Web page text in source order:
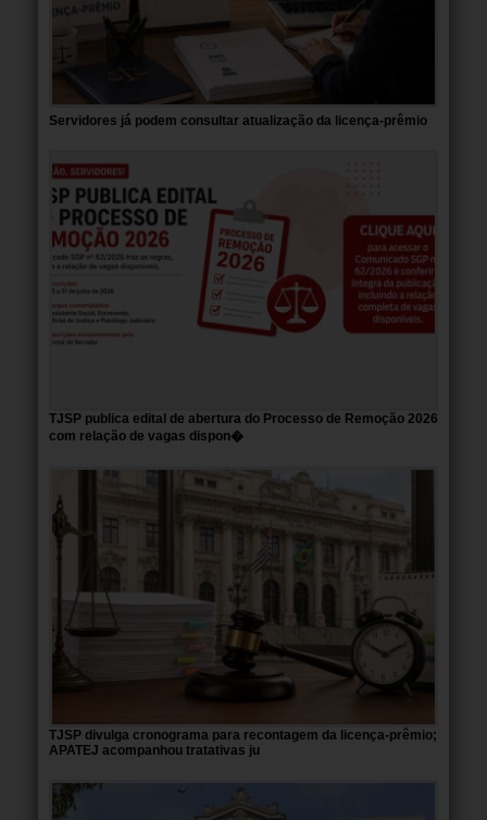
Servidores já podem consultar atualização da licença-prêmio
TJSP publica edital de abertura do Processo de Remoção 2026
com relação de vagas dispon�
TJSP divulga cronograma para recontagem da licença-prêmio;
APATEJ acompanhou tratativas ju